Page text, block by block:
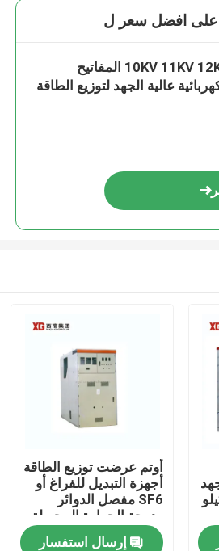
افضل سعر ل
10KV 11KV 12KV المفاتيح
عالية الجهد لتوزيع الطاقة
إلى 17.5 كيلو
أوتم عرضت توزيع الطاقة
أجهزة التبديل للفراغ أو
SF6 مفصل الدوائر
ودرجة الحرارة المحيطة
-5C- 40C
إرسال استفسار